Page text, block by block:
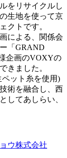
をリサイクルし
生地を使って京
クトです。
による、関係会
「GRAND
企画のVOXYの
きました。
ット糸を使用)
術を融合し、西
してあしらい、